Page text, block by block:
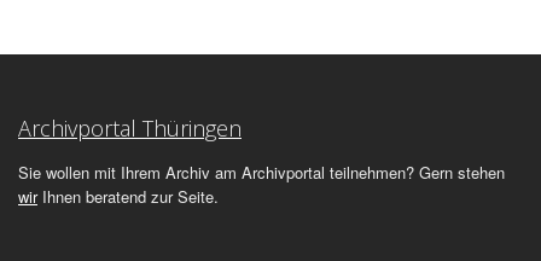
Archivportal Thüringen
Sie wollen mit Ihrem Archiv am Archivportal teilnehmen? Gern stehen
wirIhnen beratend zur Seite.